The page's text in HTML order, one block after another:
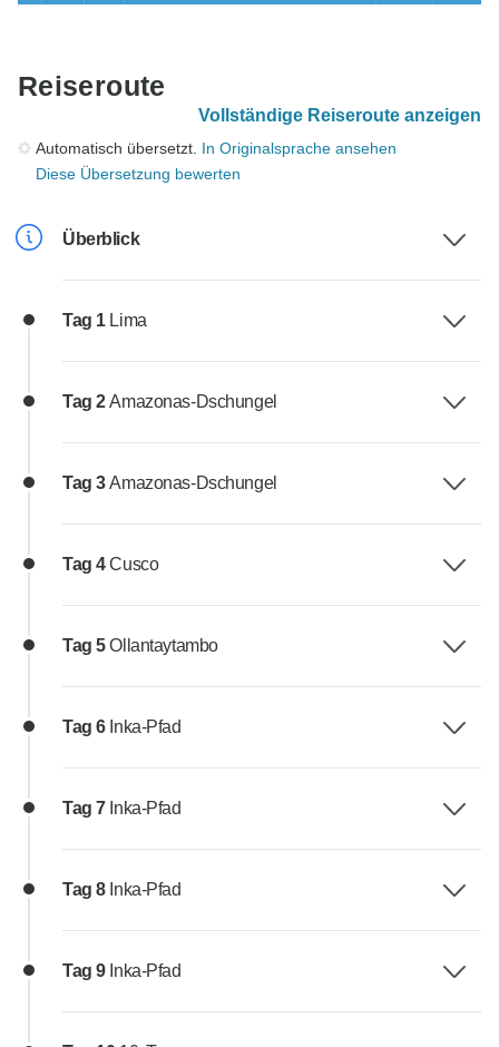
Reiseroute
Vollständige Reiseroute anzeigen
Automatisch übersetzt. In Originalsprache ansehen
Diese Übersetzung bewerten
Überblick
Tag 1 Lima
Tag 2Amazonas-Dschungel
Tag 3Amazonas-Dschungel
Tag 4Cusco
Tag 5Ollantaytambo
Tag 6 Inka-Pfad
Tag 7 Inka-Pfad
Tag 8 Inka-Pfad
Tag 9 Inka-Pfad